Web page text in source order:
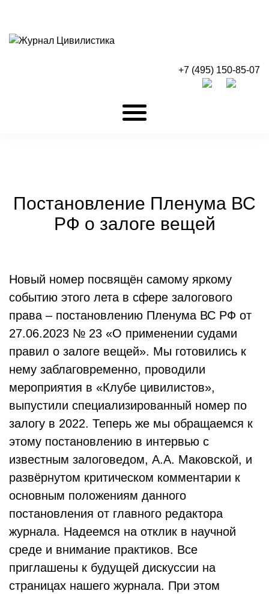
+7 (495) 150-85-07
Постановление Пленума ВС
РФ о залоге вещей
Новый номер посвящён самому яркому
событию этого лета в сфере залогового
права – постановлению Пленума ВС РФ от
27.06.2023 № 23 «О применении судами
правил о залоге вещей». Мы готовились к
нему заблаговременно, проводили
мероприятия в «Клубе цивилистов»,
выпустили специализированный номер по
залогу в 2022. Теперь же мы обращаемся к
этому постановлению в интервью с
известным залоговедом, А.А. Маковской, и
развёрнутом критическом комментарии к
основным положениям данного
постановления от главного редактора
журнала. Надеемся на отклик в научной
среде и внимание практиков. Все
приглашены к будущей дискуссии на
страницах нашего журнала. При этом